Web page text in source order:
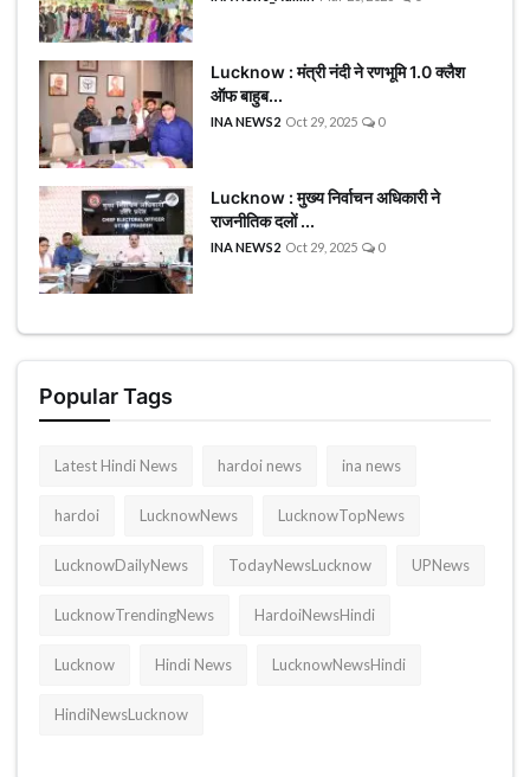
Lucknow : मंत्री नंदी ने रणभूमि 1.0 क्लैश
ऑफ बाहुब...
INA NEWS2 Oct 29, 2025 0
Lucknow : मुख्य निर्वाचन अधिकारी ने
राजनीतिक दलों ...
INA NEWS2 Oct 29, 2025 0
Popular Tags
Latest Hindi News hardoi news ina news
hardoi LucknowNews LucknowTopNews
LucknowDailyNews TodayNewsLucknow UPNews
LucknowTrendingNews HardoiNewsHindi
Lucknow Hindi News LucknowNewsHindi
HindiNewsLucknow